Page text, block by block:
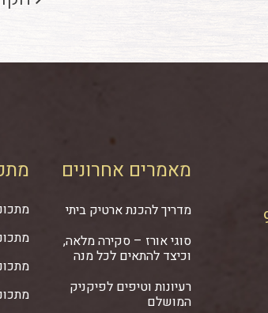
מאמרים אחרונים
מדריך להכנת ארטיק ביתי
סוגי אורז – סקירה מלאה,
וכיצד להתאים לכל מנה
רעיונות וטיפים לפיקניק
המושלם